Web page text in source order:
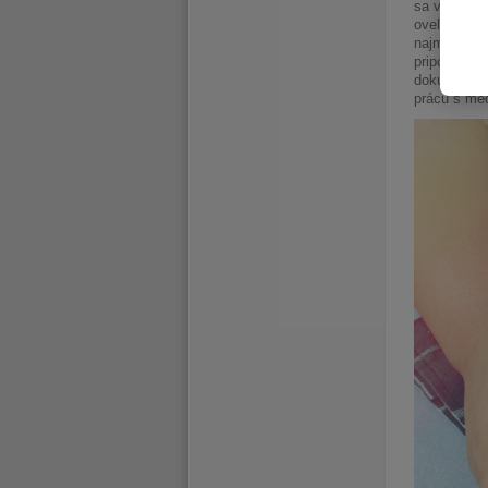
sa váš
oveľa
najmä u
pripojenie
prácu s